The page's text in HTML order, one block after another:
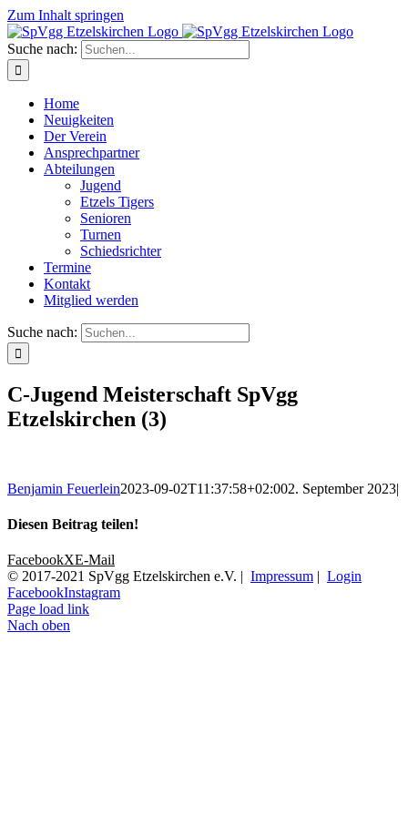
Zum Inhalt springen
Suche nach:
Home
Neuigkeiten
Der Verein
Ansprechpartner
Abteilungen
Jugend
Etzels Tigers
Senioren
Turnen
Schiedsrichter
Termine
Kontakt
Mitglied werden
Suche nach:
C-Jugend Meisterschaft SpVgg
Etzelskirchen (3)
Benjamin Feuerlein2023-09-02T11:37:58+02:002. September 2023|
Diesen Beitrag teilen!
FacebookXE-Mail
© 2017-2021 SpVgg Etzelskirchen e.V. | Impressum | Login
FacebookInstagram
Page load link
Nach oben